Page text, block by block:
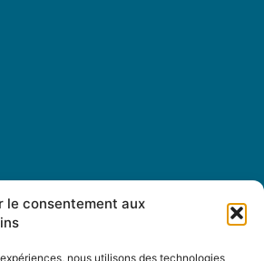
le consentement aux
nous utilisons des technologies